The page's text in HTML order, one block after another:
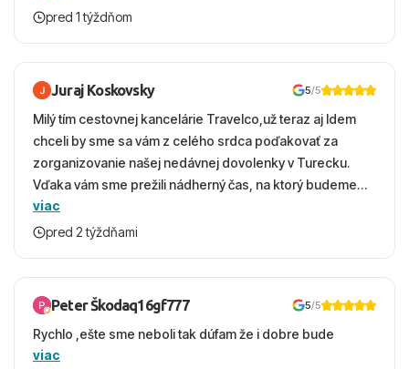
krasny, cisty. Sluzby top. Strava, prostredie, more,
pred 1 týždňom
Juraj Koskovsky 5/5
Milý tím cestovnej kancelárie Travelco,už teraz aj Idem
chceli by sme sa vám z celého srdca poďakovať za
zorganizovanie našej nedávnej dovolenky v Turecku.
Vďaka vám sme prežili nádherný čas, na ktorý budeme
ešte dlho s úsmevom spomínať. ​Všetko prebehlo
absolútne hladko – od prvotného výberu zájazdu, cez
bola to trefa do čierneho! ​Čo nás dostalo najviac: ​Skvelé
služby a personál: Vždy usmievaví, ochotní a starostliví
ľudia. ​Gastro zážitok: Výborné, pestré a čerstvé jedlo
počas celého dňa. ​Areál a pláž: Nádherné, čisté
viac
pred 2 týždňami
Peter Škodaq16gf777 5/5
Rychlo ,ešte sme neboli tak dúfam že i dobre bude
viac